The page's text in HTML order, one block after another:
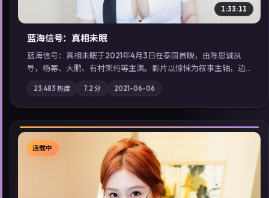
1:33:11
蓝海信号：真相未眠
蓝海信号：真相未眠于2021年4月3日在泰国首映，由陈思诚执
导，杨幂、大鹏、有村架纯等主演。影片以惊悚为叙事主轴，边
境小镇的平静被一封匿名信彻底打破；摄影与配乐强化地域气
质；站内亦可通过「国产免费观看高清电视剧在线看」延展检索
同类型高分佳作，畅享高清在线追剧体验。
23,483 热度 7.2 分 2021-06-06
连载中